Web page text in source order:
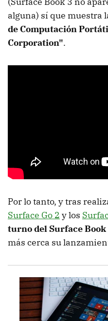
alguna) sí que muestra
de Computación
Corporation".
Por lo tanto, y tras
Surface Go 2 y los
turno del Surface Book
más cerca su